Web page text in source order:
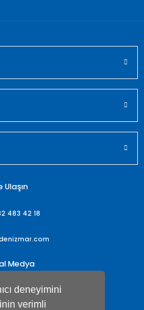
deneyimini
verimli
Ulaşın
483 42 18
Medya